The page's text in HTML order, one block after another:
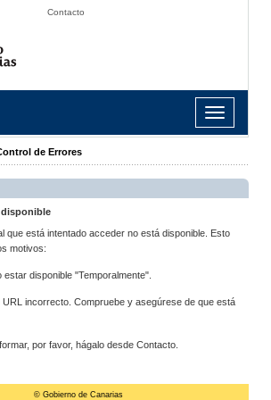
Contacto
Toggle
navigation
de Errores
disponible
que está intentado acceder no está disponible. Esto
motivos:
estar disponible "Temporalmente".
URL incorrecto. Compruebe y asegúrese de que está
por favor, hágalo desde Contacto.
© Gobierno de Canarias